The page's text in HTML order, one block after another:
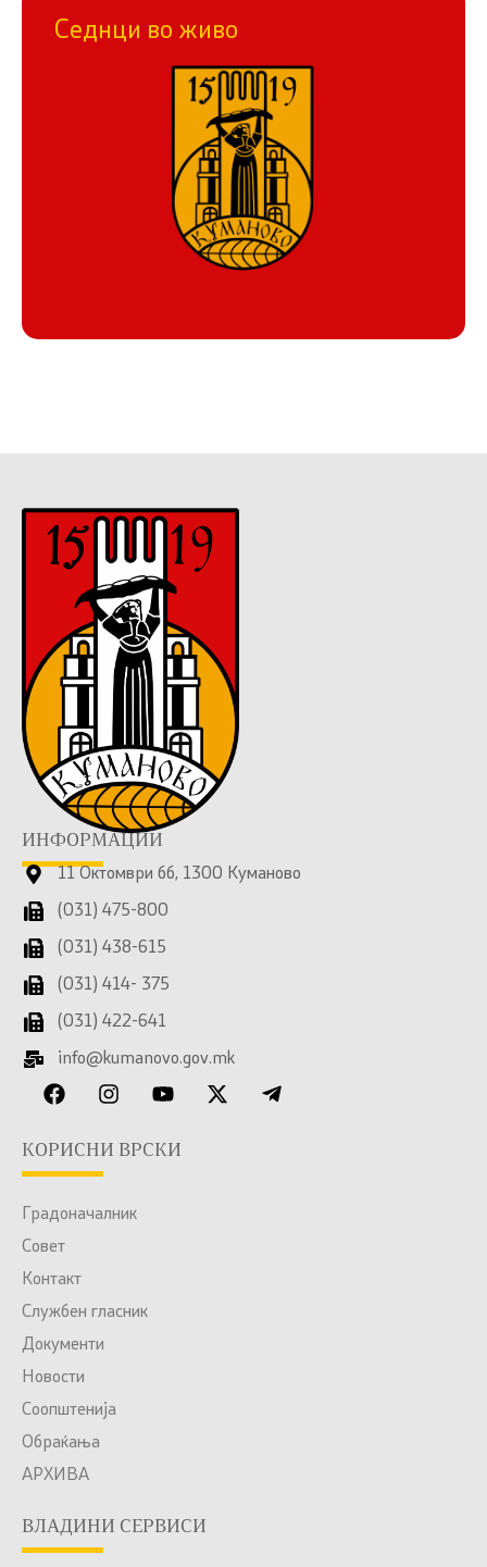
Седнци во живо
ИНФОРМАЦИИ
11 Октомври бб, 1300 Куманово
(031) 475-800
(031) 438-615
(031) 414- 375
(031) 422-641
info@kumanovo.gov.mk
КОРИСНИ ВРСКИ
Градоначалник
Совет
Контакт
Службен гласник
Документи
Новости
Соопштенија
Обраќања
АРХИВА
ВЛАДИНИ СЕРВИСИ